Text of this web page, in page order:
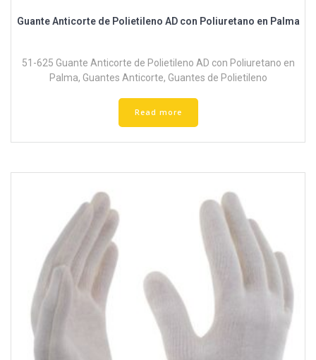
Guante Anticorte de Polietileno AD con Poliuretano en Palma
51-625 Guante Anticorte de Polietileno AD con Poliuretano en
Palma, Guantes Anticorte, Guantes de Polietileno
Read more